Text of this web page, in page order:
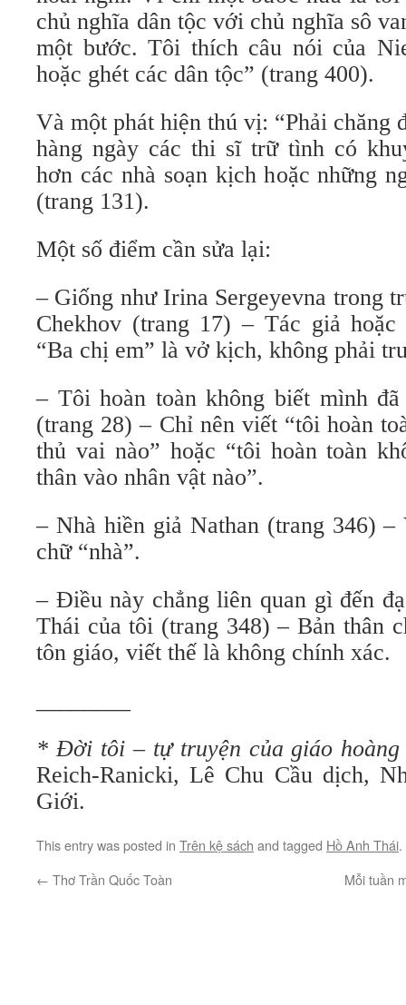
chủ nghĩa dân tộc với chủ nghĩa sô
một bước. Tôi thích câu nói của
hoặc ghét các dân tộc” (trang 400).
Và một phát hiện thú vị: “Phải chăng
hàng ngày các thi sĩ trữ tình có
hơn các nhà soạn kịch hoặc những
(trang 131).
Một số điểm cần sửa lại:
– Giống như Irina Sergeyevna trong
Chekhov (trang 17) – Tác giả
“Ba chị em” là vở kịch, không phải
– Tôi hoàn toàn không biết mình
(trang 28) – Chỉ nên viết “tôi hoàn
thủ vai nào” hoặc “tôi hoàn toàn
thân vào nhân vật nào”.
– Nhà hiền giả Nathan (trang 346)
chữ “nhà”.
– Điều này chẳng liên quan gì đến
Thái của tôi (trang 348) – Bản thân
tôn giáo, viết thế là không chính xác.
* Đời tôi– tự truyện của giáo
Reich-Ranicki, Lê Chu Cầu dịch,
Giới.
This entry was posted in Trên kệ sách and tagged Hồ Anh Thái
← Thơ Trần Quốc Toàn Mỗi tuần